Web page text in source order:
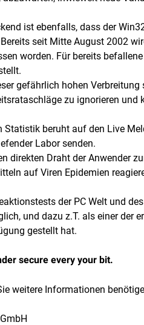
ist ebenfalls, dass der
seit Mitte August 2002
worden. Für bereits
gefährlich hohen
zu ignorieren
Statistik beruht auf den Live
Labor senden.
direkten Draht der Anwender
auf Viren Epidemien
der PC Welt und
und dazu z.T. als einer der
gestellt hat.
secure every your bit.
weitere Informationen